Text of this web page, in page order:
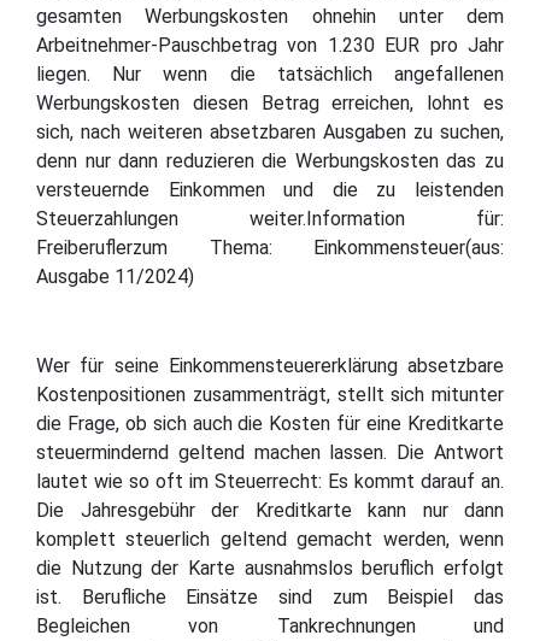
gesamten Werbungskosten ohnehin unter dem
Arbeitnehmer-Pauschbetrag von 1.230 EUR pro Jahr
liegen. Nur wenn die tatsächlich angefallenen
Werbungskosten diesen Betrag erreichen, lohnt es
sich, nach weiteren absetzbaren Ausgaben zu suchen,
denn nur dann reduzieren die Werbungskosten das zu
versteuernde Einkommen und die zu leistenden
Steuerzahlungen weiter.Information für:
Freiberuflerzum Thema: Einkommensteuer(aus:
Ausgabe 11/2024)
Wer für seine Einkommensteuererklärung absetzbare
Kostenpositionen zusammenträgt, stellt sich mitunter
die Frage, ob sich auch die Kosten für eine Kreditkarte
steuermindernd geltend machen lassen. Die Antwort
lautet wie so oft im Steuerrecht: Es kommt darauf an.
Die Jahresgebühr der Kreditkarte kann nur dann
komplett steuerlich geltend gemacht werden, wenn
die Nutzung der Karte ausnahmslos beruflich erfolgt
ist. Berufliche Einsätze sind zum Beispiel das
Begleichen von Tankrechnungen und